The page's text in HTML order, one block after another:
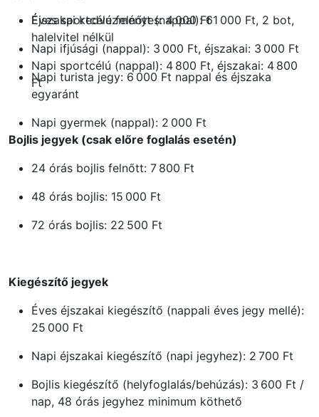
Éjszakai kedvezményes: 4 000 Ft
Napi ifjúsági (nappal): 3 000 Ft, éjszakai: 3 000 Ft
Napi turista jegy: 6 000 Ft nappal és éjszaka
egyaránt
Napi gyermek (nappal): 2 000 Ft
Éves sportcélú felnőtt (nappal): 61 000 Ft, 2 bot,
halelvitel nélkül
Napi sportcélú (nappal): 4 800 Ft, éjszakai: 4 800
Ft
Bojlis jegyek (csak előre foglalás esetén)
24 órás bojlis felnőtt: 7 800 Ft
48 órás bojlis: 15 000 Ft
72 órás bojlis: 22 500 Ft
Kiegészítő jegyek
Éves éjszakai kiegészítő (nappali éves jegy mellé):
25 000 Ft
Napi éjszakai kiegészítő (napi jegyhez): 2 700 Ft
Bojlis kiegészítő (helyfoglalás/behúzás): 3 600 Ft /
nap, 48 órás jegyhez minimum köthető